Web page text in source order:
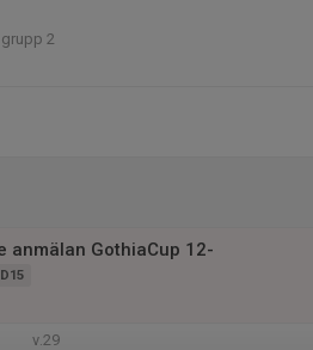
2
anmälan GothiaCup 12-
v.29